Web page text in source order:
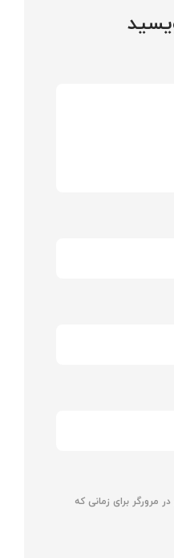
مرورگر برای زمانی که